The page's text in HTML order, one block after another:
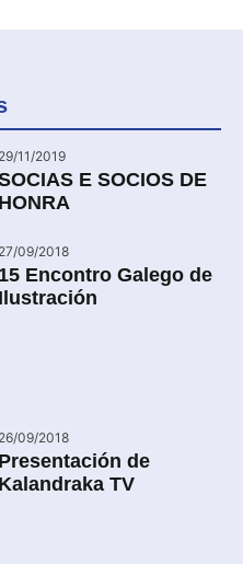
29/11/2019
E SOCIOS DE
HONRA
27/09/2018
15 Encontro Galego de
Ilustración
26/09/2018
Presentación de
Kalandraka TV